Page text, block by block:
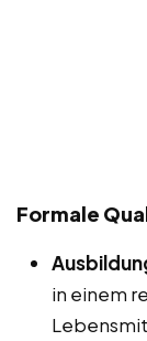
Formale
in einem